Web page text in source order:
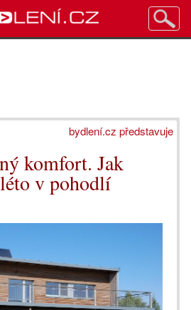
bydlení.cz představuje
komfort. Jak
v pohodlí